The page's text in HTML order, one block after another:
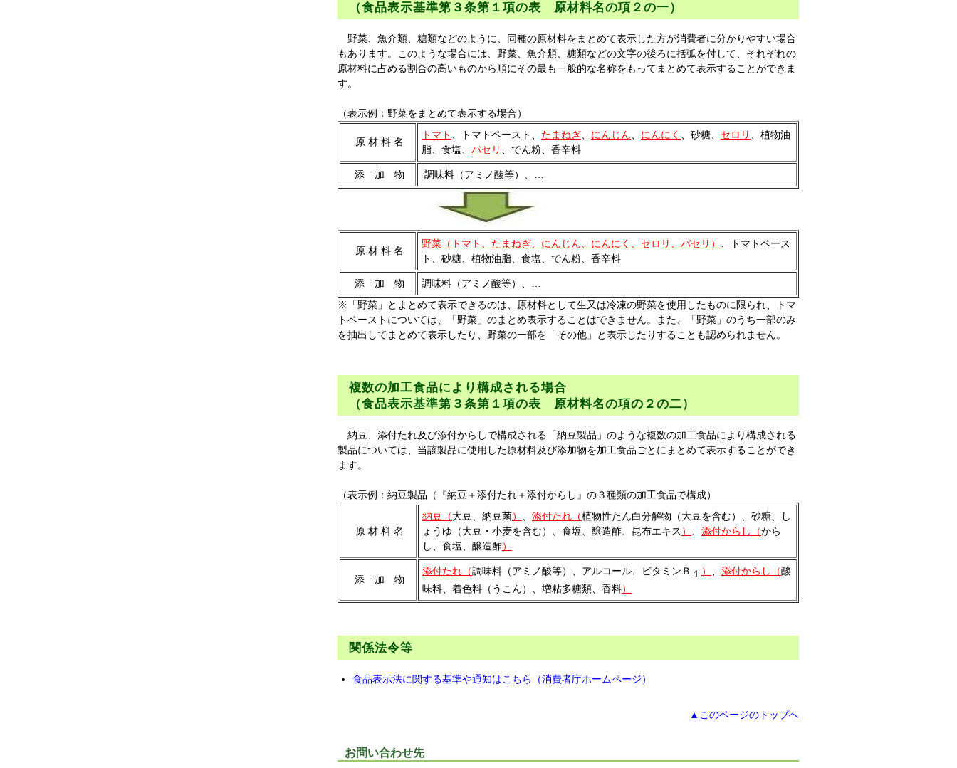
（食品表示基準第３条第１項の表 原材料名の項２の一）
野菜、魚介類、糖類などのように、同種の原材料をまとめて表示した方が消費者に分かりやすい場合
もあります。このような場合には、野菜、魚介類、糖類などの文字の後ろに括弧を付して、それぞれの
原材料に占める割合の高いものから順にその最も一般的な名称をもってまとめて表示することができま
す。
（表示例：野菜をまとめて表示する場合）
原 材 料 名
トマト 、トマトペースト、 たまねぎ にんじん にんにく 、砂糖、 セロリ
、植物油
脂、食塩、 パセリ 、でん粉、香辛料
添 加 物 調味料（アミノ酸等）、…
原 材 料 名
野菜（トマト、たまねぎ、にんじん、にんにく、セロリ、パセリ）
、トマトペース
ト、砂糖、植物油脂、食塩、でん粉、香辛料
添 加 物
調味料（アミノ酸等）、…
※「野菜」とまとめて表示できるのは、原材料として生又は冷凍の野菜を使用したものに限られ、トマ
トペーストについては、「野菜」のまとめ表示することはできません。また、「野菜」のうち一部のみ
を抽出してまとめて表示したり、野菜の一部を「その他」と表示したりすることも認められません。
複数の加工食品により構成される場合
（食品表示基準第３条第１項の表 原材料名の項の２の二）
納豆、添付たれ及び添付からしで構成される「納豆製品」のような複数の加工食品により構成される
製品については、当該製品に使用した原材料及び添加物を加工食品ごとにまとめて表示することができ
ます。
（表示例：納豆製品（『納豆＋添付たれ＋添付からし』の３種類の加工食品で構成）
原 材 料 名
納豆（大豆、納豆菌） 添付たれ（植物性たん白分解物（大豆を含む）、砂糖、し
ょうゆ（大豆・小麦を含む）、食塩、醸造酢、昆布エキス ） 添付からし（から
し、食塩、醸造酢）
添 加 物
添付たれ（調味料（アミノ酸等）、アルコール、ビタミンＢ １ ） 添付からし（酸
味料、着色料（うこん）、増粘多糖類、香料）
関係法令等
食品表示法に関する基準や通知はこちら（消費者庁ホームページ）
▲このページのトップへ
お問い合わせ先